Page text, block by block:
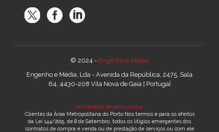
© 2024 - Engenho e Média
Engenho e Média, Lda - Avenida da República, 2475, Sala
64, 4430-208 Vila Nova de Gaia | Portugal
Informação ao consumidor:
Clientes da Área Metropolitana do Porto Nos termos e para os efeitos
da Lei 144/2015, de 8 de Setembro, todos os litígios emergentes dos
contratos de compra e venda ou de prestação de serviços ou com ele